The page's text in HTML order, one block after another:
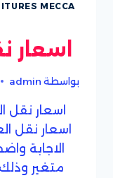
MECCA
بواسطة admin
اسعار
اسعار نقل
الاجابة
متغير